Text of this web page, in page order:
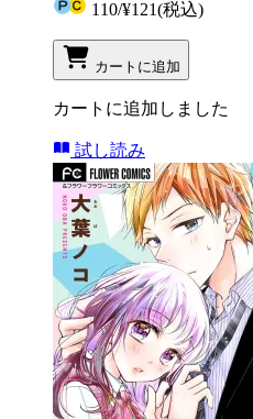
110/¥121(税込)
カートに追加
カートに追加しました
試し読み